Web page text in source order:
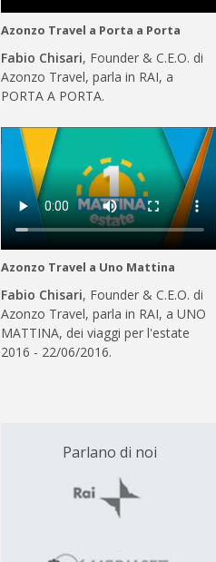
Azonzo Travel a Porta a Porta
Fabio Chisari, Founder & C.E.O. di
Azonzo Travel, parla in RAI, a
PORTA A PORTA.
Azonzo Travel a Uno Mattina
Fabio Chisari, Founder & C.E.O. di
Azonzo Travel, parla in RAI, a UNO
MATTINA, dei viaggi per l'estate
2016 - 22/06/2016.
Parlano di noi